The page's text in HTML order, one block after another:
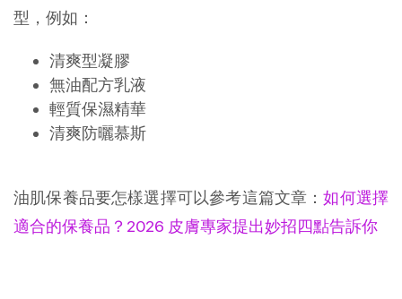
型，例如：
清爽型凝膠
無油配方乳液
輕質保濕精華
清爽防曬慕斯
油肌保養品要怎樣選擇可以參考這篇文章：如何選擇
適合的保養品？2026 皮膚專家提出妙招四點告訴你